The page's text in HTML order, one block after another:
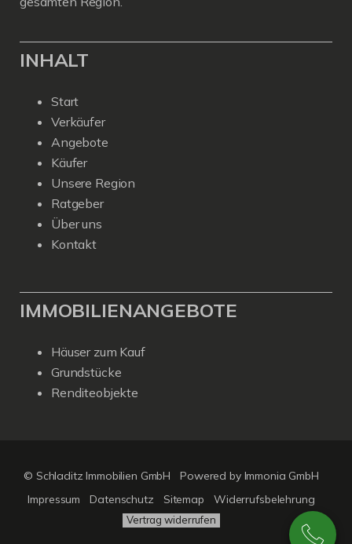
INHALT
Start
Verkäufer
Angebote
Käufer
Unsere Region
Ratgeber
Über uns
Kontakt
IMMOBILIENANGEBOTE
Häuser zum Kauf
Grundstücke
Renditeobjekte
© Schladitz Immobilien GmbH
Powered by Immonia GmbH
Impressum
Datenschutz Sitemap Widerrufsbelehrung
Vertrag widerrufen